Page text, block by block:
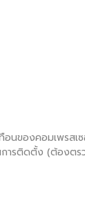
ของคอมเพรสเซ
นการติดตั้ง (ต้อ